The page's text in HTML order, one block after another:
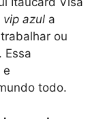
vip azul a
ou
Essa
e
todo.